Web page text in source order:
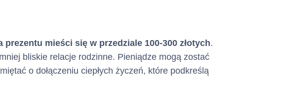
(Kredyt konsumencki w
kredytowego na karcie
mieści się w przedziale 100-300 złotych.
bliskie relacje rodzinne. Pieniądze mogą zostać
o dołączeniu ciepłych życzeń, które podkreślą